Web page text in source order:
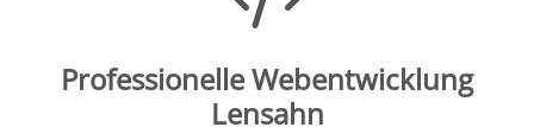
Professionelle Webentwicklung
Lensahn